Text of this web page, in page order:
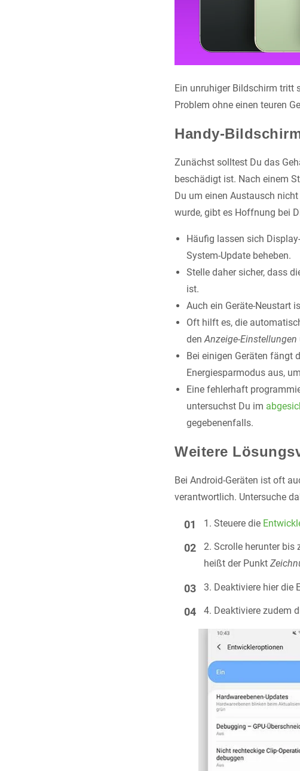
Ein unruhiger Bildschirm tritt
Problem ohne einen teuren
Handy-
Zunächst solltest Du das
beschädigt ist. Nach einem
Du um einen Austausch
wurde, gibt es Hoffnung bei
Häufig lassen sich
System-Update beheben.
Stelle daher sicher, dass
ist.
Auch ein Geräte-Neustart
Oft hilft es, die
denAnzeige-Einstellungen
Bei einigen Geräten fängt
Energiesparmodus aus,
Eine fehlerhaft
untersuchst Du im
gegebenenfalls.
Weitere
Bei Android-Geräten ist oft
verantwortlich. Untersuche
Steuere die
Scrolle herunter bis
heißt der Punkt
Deaktiviere hier die
Deaktiviere zudem